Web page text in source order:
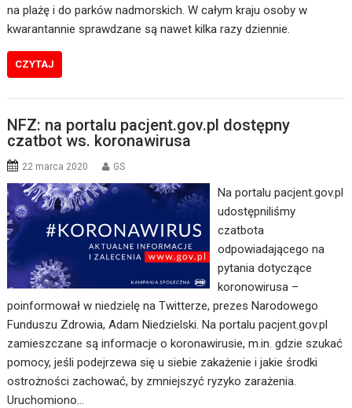
na plażę i do parków nadmorskich. W całym kraju osoby w
kwarantannie sprawdzane są nawet kilka razy dziennie.
CZYTAJ
NFZ: na portalu pacjent.gov.pl dostępny
czatbot ws. koronawirusa
22 marca 2020 GS
Na portalu pacjent.gov.pl
udostępniliśmy
czatbota
odpowiadającego na
pytania dotyczące
koronowirusa –
poinformował w niedzielę na Twitterze, prezes Narodowego
Funduszu Zdrowia, Adam Niedzielski. Na portalu pacjent.gov.pl
zamieszczane są informacje o koronawirusie, m.in. gdzie szukać
pomocy, jeśli podejrzewa się u siebie zakażenie i jakie środki
ostrożności zachować, by zmniejszyć ryzyko zarażenia.
Uruchomiono…